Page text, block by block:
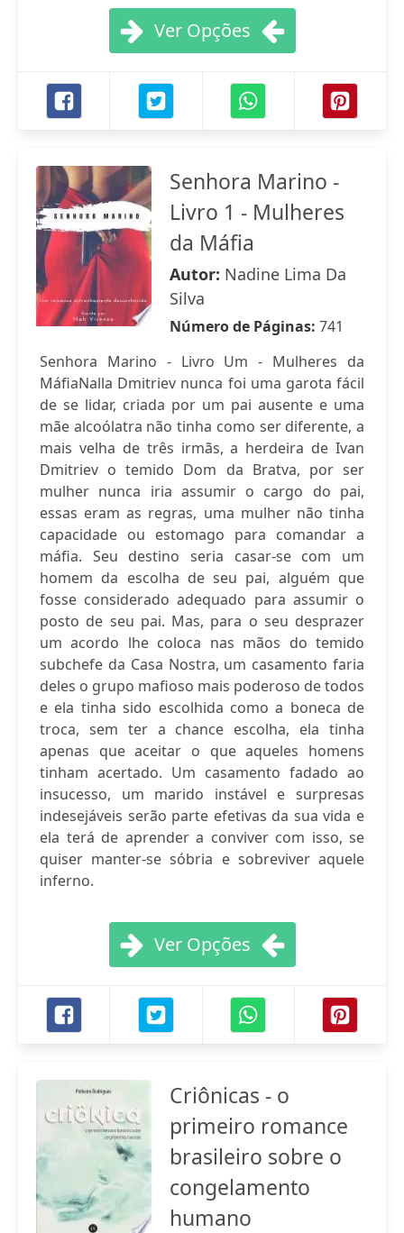
Ver Opções
Senhora Marino -
Livro 1 - Mulheres
da Máfia
Autor: Nadine Lima Da
Silva
Número de Páginas: 741
Senhora Marino - Livro Um - Mulheres da
MáfiaNalla Dmitriev nunca foi uma garota fácil
de se lidar, criada por um pai ausente e uma
mãe alcoólatra não tinha como ser diferente, a
mais velha de três irmãs, a herdeira de Ivan
Dmitriev o temido Dom da Bratva, por ser
mulher nunca iria assumir o cargo do pai,
essas eram as regras, uma mulher não tinha
capacidade ou estomago para comandar a
máfia. Seu destino seria casar-se com um
homem da escolha de seu pai, alguém que
fosse considerado adequado para assumir o
posto de seu pai. Mas, para o seu desprazer
um acordo lhe coloca nas mãos do temido
subchefe da Casa Nostra, um casamento faria
deles o grupo mafioso mais poderoso de todos
e ela tinha sido escolhida como a boneca de
troca, sem ter a chance escolha, ela tinha
apenas que aceitar o que aqueles homens
tinham acertado. Um casamento fadado ao
insucesso, um marido instável e surpresas
indesejáveis serão parte efetivas da sua vida e
ela terá de aprender a conviver com isso, se
quiser manter-se sóbria e sobreviver aquele
inferno.
Ver Opções
Criônicas - o
primeiro romance
brasileiro sobre o
congelamento
humano